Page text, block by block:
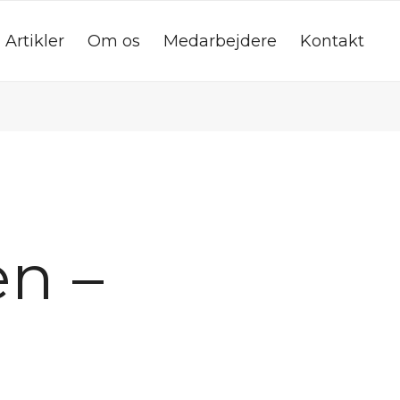
Artikler Om os Medarbejdere Kontakt
–